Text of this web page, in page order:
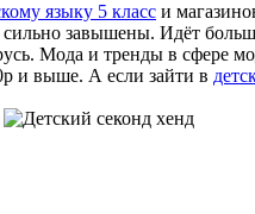
языку 5 класс и
завышены. Идёт
Мода и тренды в сфере
и выше. А если зайти в